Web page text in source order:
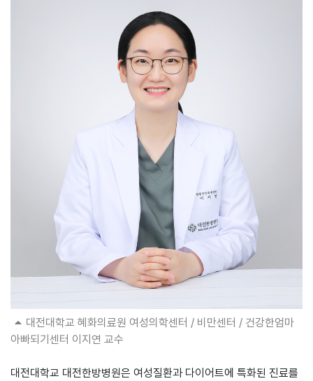
대전대학교 혜화의료원 여성의학센터 / 비만센터 / 건강한엄마
아빠되기센터 이지연 교수
대전대학교 대전한방병원은 여성질환과 다이어트에 특화된 진료를